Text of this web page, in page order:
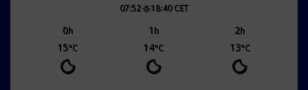
07:52 18:40 CET
0h 1h 2h
15°C 14°C 13°C